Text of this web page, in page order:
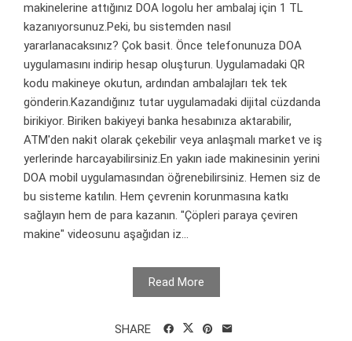
makinelerine attığınız DOA logolu her ambalaj için 1 TL
kazanıyorsunuz.Peki, bu sistemden nasıl
yararlanacaksınız? Çok basit. Önce telefonunuza DOA
uygulamasını indirip hesap oluşturun. Uygulamadaki QR
kodu makineye okutun, ardından ambalajları tek tek
gönderin.Kazandığınız tutar uygulamadaki dijital cüzdanda
birikiyor. Biriken bakiyeyi banka hesabınıza aktarabilir,
ATM'den nakit olarak çekebilir veya anlaşmalı market ve iş
yerlerinde harcayabilirsiniz.En yakın iade makinesinin yerini
DOA mobil uygulamasından öğrenebilirsiniz. Hemen siz de
bu sisteme katılın. Hem çevrenin korunmasına katkı
sağlayın hem de para kazanın. "Çöpleri paraya çeviren
makine" videosunu aşağıdan iz...
Read More
SHARE